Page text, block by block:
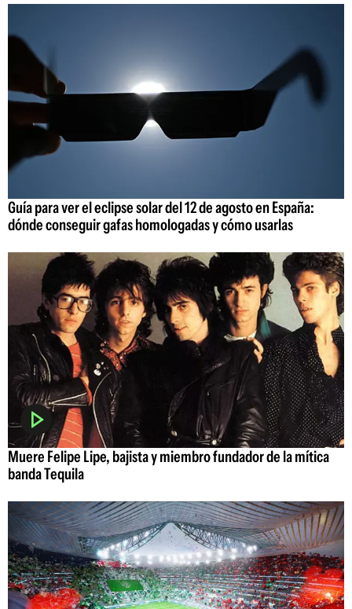
Guía para ver el eclipse solar del 12 de agosto en España:
dónde conseguir gafas homologadas y cómo usarlas
Muere Felipe Lipe, bajista y miembro fundador de la mítica
banda Tequila